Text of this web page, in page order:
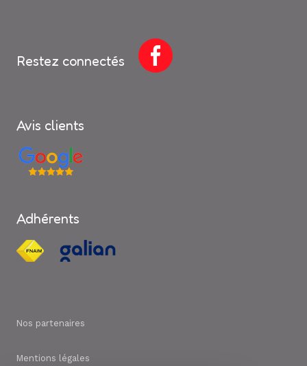
Restez connectés
Avis clients
Adhérents
Nos partenaires
Mentions légales